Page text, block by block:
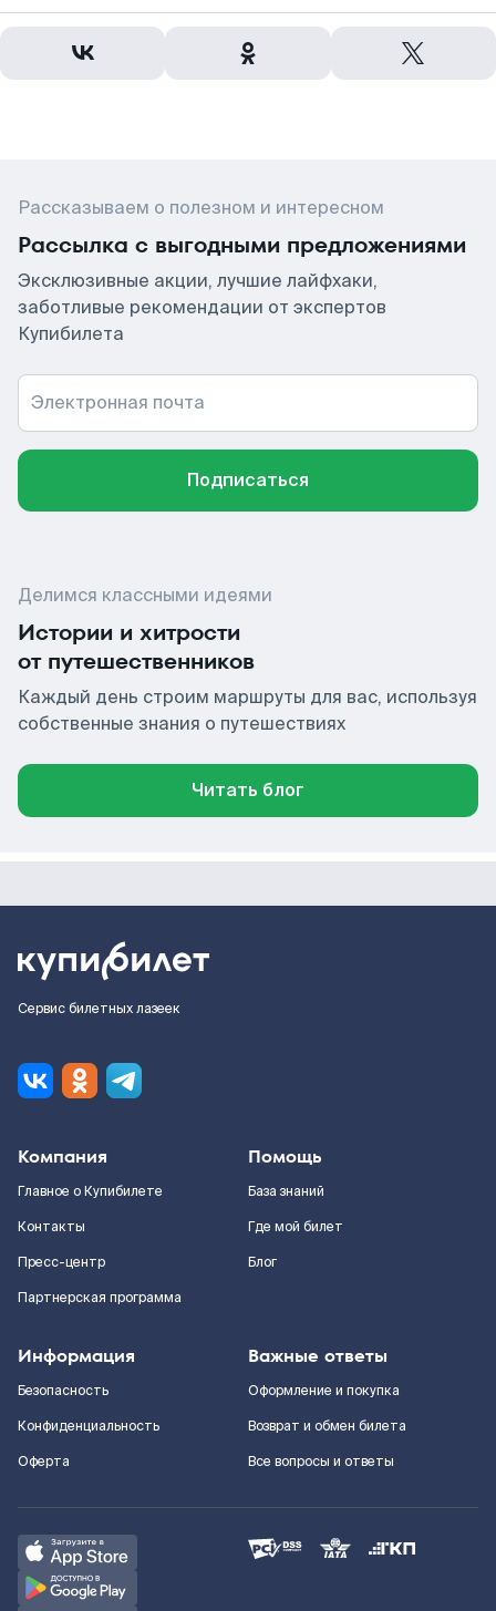
Рассказываем о полезном и интересном
Рассылка с выгодными предложениями
Эксклюзивные акции, лучшие лайфхаки,
заботливые рекомендации от экспертов
Купибилета
Электронная почта
Подписаться
Делимся классными идеями
Истории и хитрости
от путешественников
Каждый день строим маршруты для вас, используя
собственные знания о путешествиях
Читать блог
Сервис билетных лазеек
Компания
Главное о Купибилете
Контакты
Пресс-центр
Партнерская программа
Помощь
База знаний
Где мой билет
Блог
Информация
Безопасность
Конфиденциальность
Оферта
Важные ответы
Оформление и покупка
Возврат и обмен билета
Все вопросы и ответы